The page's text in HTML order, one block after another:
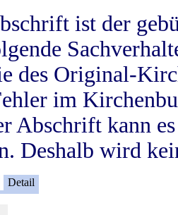
ist der
des Original-
im
Abschrift kann
Deshalb wird
Detail